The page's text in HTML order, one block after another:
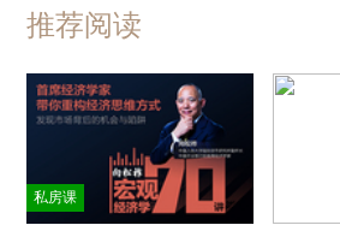
推荐阅读
私房课